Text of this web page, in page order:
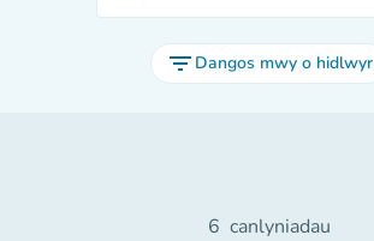
filter_list Dangos mwy o hidlwyr
6 canlyniadau